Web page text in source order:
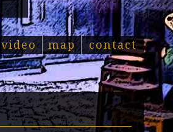
video map contact